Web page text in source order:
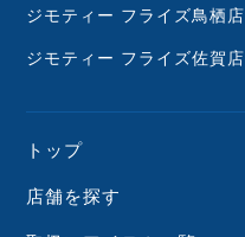
ジモティー フライズ鳥栖店
ジモティー フライズ佐賀店
トップ
店舗を探す